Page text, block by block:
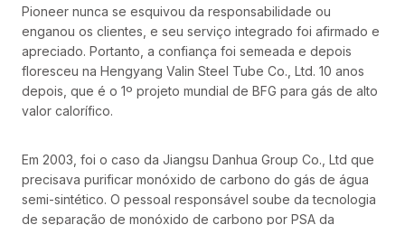
Pioneer nunca se esquivou da responsabilidade ou
enganou os clientes, e seu serviço integrado foi afirmado e
apreciado. Portanto, a confiança foi semeada e depois
floresceu na Hengyang Valin Steel Tube Co., Ltd. 10 anos
depois, que é o 1º projeto mundial de BFG para gás de alto
valor calorífico.
Em 2003, foi o caso da Jiangsu Danhua Group Co., Ltd que
precisava purificar monóxido de carbono do gás de água
semi-sintético. O pessoal responsável soube da tecnologia
de separação de monóxido de carbono por PSA da